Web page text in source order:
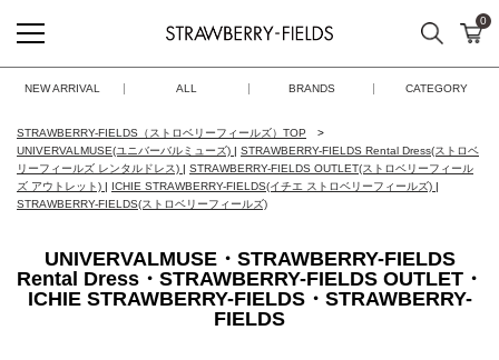
STRAWBERRY-FIELDS
検索 カ
0
NEW ARRIVAL ALL BRANDS CATEGORY
STRAWBERRY-FIELDS（ストロベリーフィールズ）TOP
UNIVERVALMUSE(ユニバーバルミューズ) | STRAWBERRY-FIELDS Rental Dress(ストロベ
リーフィールズ レンタルドレス) | STRAWBERRY-FIELDS OUTLET(ストロベリーフィール
ズ アウトレット) | ICHIE STRAWBERRY-FIELDS(イチエ ストロベリーフィールズ) |
STRAWBERRY-FIELDS(ストロベリーフィールズ)
UNIVERVALMUSE・STRAWBERRY-FIELDS
Rental Dress・STRAWBERRY-FIELDS OUTLET・
ICHIE STRAWBERRY-FIELDS・STRAWBERRY-
FIELDS